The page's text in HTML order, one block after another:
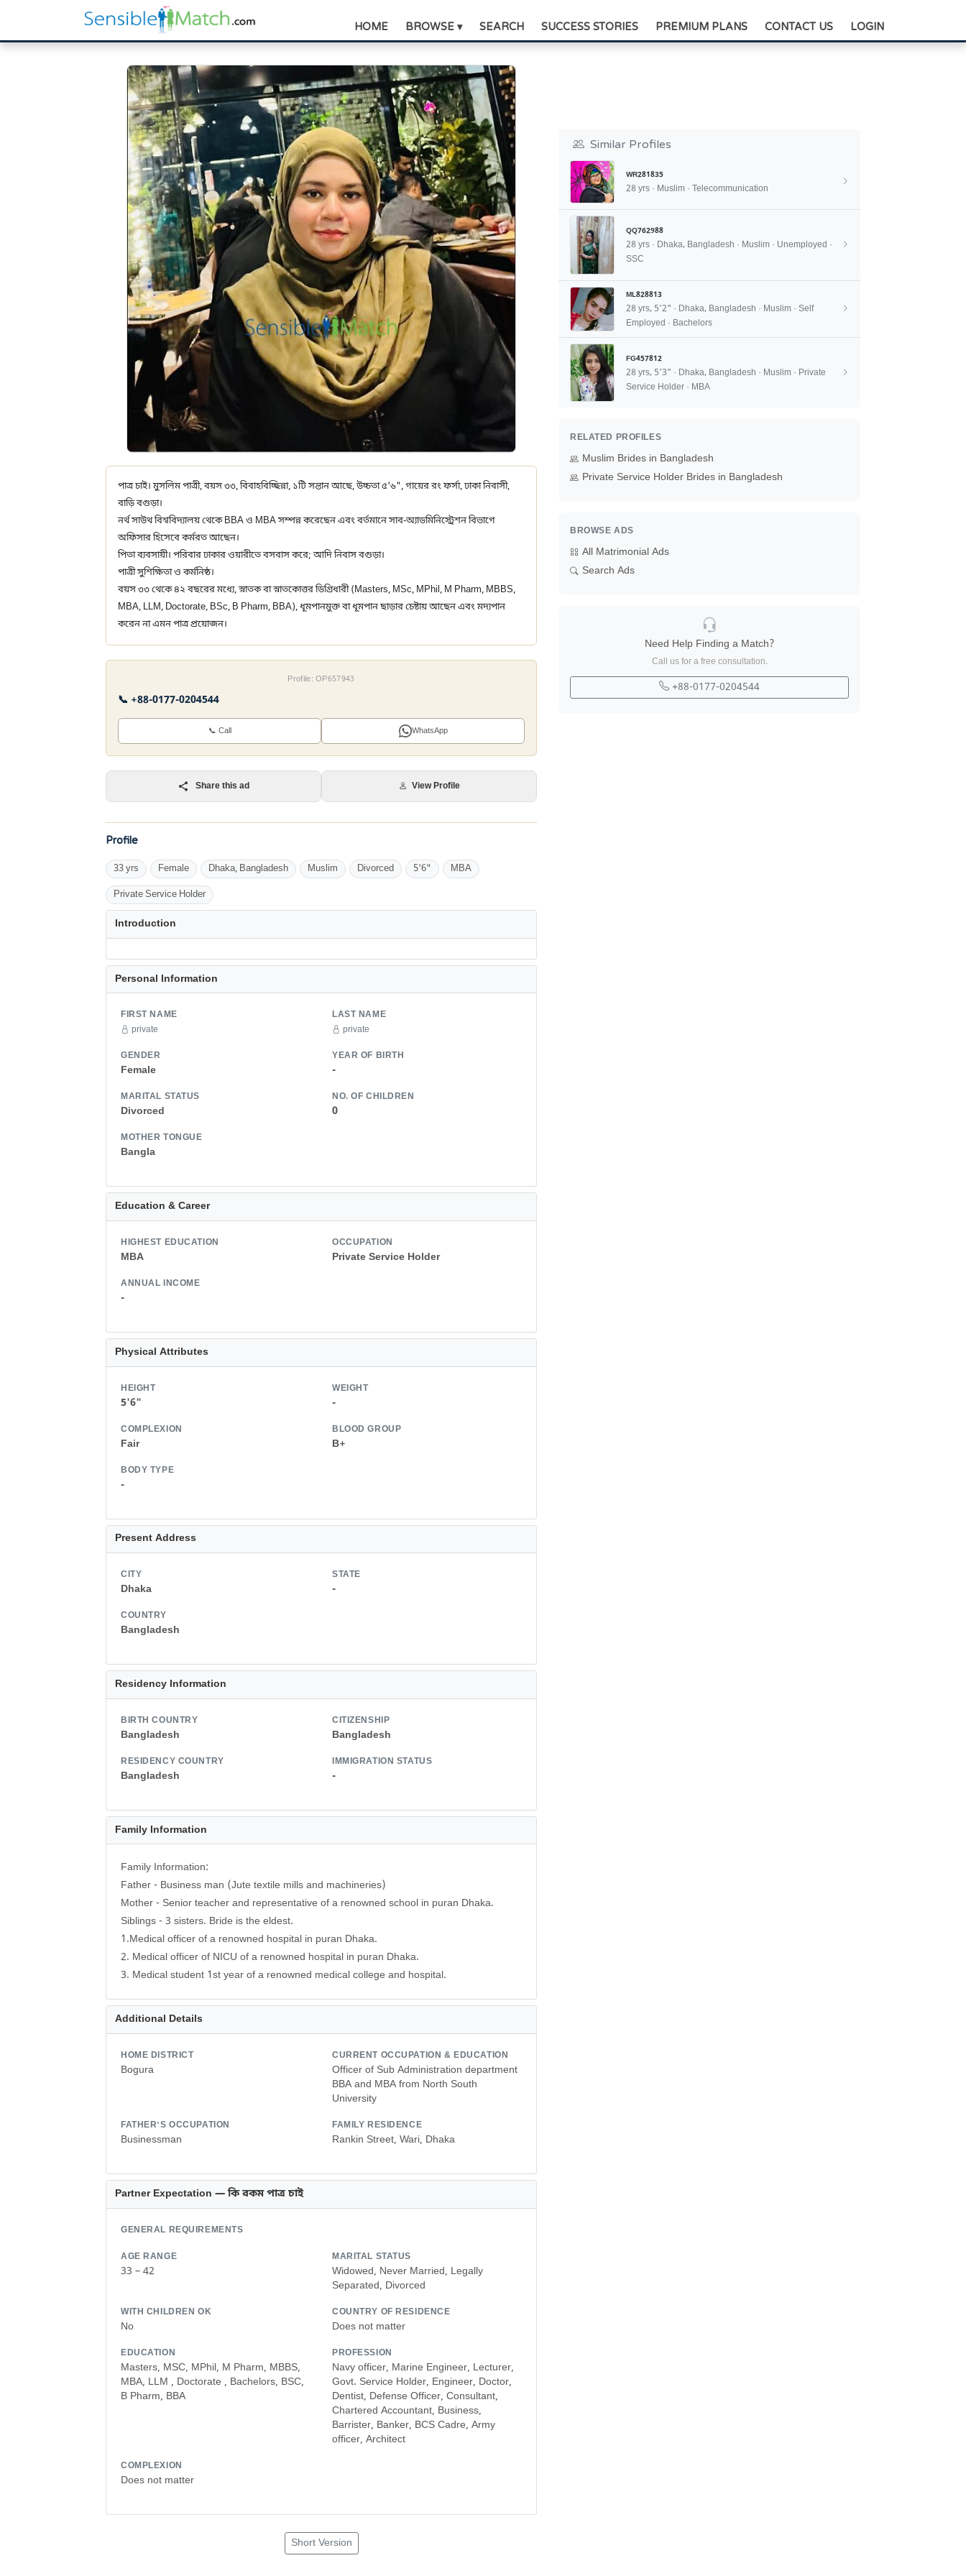
HOME BROWSE ▾ SEARCH SUCCESS STORIES PREMIUM PLANS CONTACT US LOGIN
পাত্র চাই। মুসলিম পাত্রী, বয়স ৩৩, বিবাহবিচ্ছিন্না, ১টি সন্তান আছে, উচ্চতা ৫'৬", গায়ের রং ফর্সা, ঢাকা নিবাসী,
বাড়ি বগুড়া।
নর্থ সাউথ বিশ্ববিদ্যালয় থেকে BBA ও MBA সম্পন্ন করেছেন এবং বর্তমানে সাব-অ্যাডমিনিস্ট্রেশন বিভাগে
অফিসার হিসেবে কর্মরত আছেন।
পিতা ব্যবসায়ী। পরিবার ঢাকার ওয়ারীতে বসবাস করে; আদি নিবাস বগুড়া।
পাত্রী সুশিক্ষিতা ও কর্মনিষ্ঠ।
বয়স ৩৩ থেকে ৪২ বছরের মধ্যে, স্নাতক বা স্নাতকোত্তর ডিগ্রিধারী (Masters, MSc, MPhil, M Pharm, MBBS,
MBA, LLM, Doctorate, BSc, B Pharm, BBA), ধূমপানমুক্ত বা ধূমপান ছাড়ার চেষ্টায় আছেন এবং মদ্যপান
করেন না এমন পাত্র প্রয়োজন।
Profile: OP657943
📞 +88-0177-0204544
📞 Call WhatsApp
Share this ad View Profile
Profile
33 yrs Female Dhaka, Bangladesh Muslim Divorced 5'6" MBA
Private Service Holder
Introduction
Personal Information
FIRST NAME
private
LAST NAME
private
GENDER
Female
YEAR OF BIRTH
-
MARITAL STATUS
Divorced
NO. OF CHILDREN
0
MOTHER TONGUE
Bangla
Education & Career
HIGHEST EDUCATION
MBA
OCCUPATION
Private Service Holder
ANNUAL INCOME
-
Physical Attributes
HEIGHT
5'6"
WEIGHT
-
COMPLEXION
Fair
BLOOD GROUP
B+
BODY TYPE
-
Present Address
CITY
Dhaka
STATE
-
COUNTRY
Bangladesh
Residency Information
BIRTH COUNTRY
Bangladesh
CITIZENSHIP
Bangladesh
RESIDENCY COUNTRY
Bangladesh
IMMIGRATION STATUS
-
Family Information
Family Information:
Father - Business man (Jute textile mills and machineries)
Mother - Senior teacher and representative of a renowned school in puran Dhaka.
Siblings - 3 sisters. Bride is the eldest.
1.Medical officer of a renowned hospital in puran Dhaka.
2. Medical officer of NICU of a renowned hospital in puran Dhaka.
3. Medical student 1st year of a renowned medical college and hospital.
Additional Details
HOME DISTRICT
Bogura
CURRENT OCCUPATION & EDUCATION
Officer of Sub Administration department
BBA and MBA from North South
University
FATHER'S OCCUPATION
Businessman
FAMILY RESIDENCE
Rankin Street, Wari, Dhaka
Partner Expectation — কি রকম পাত্র চাই
GENERAL REQUIREMENTS
AGE RANGE
33 – 42
MARITAL STATUS
Widowed, Never Married, Legally
Separated, Divorced
WITH CHILDREN OK
No
COUNTRY OF RESIDENCE
Does not matter
EDUCATION
Masters, MSC, MPhil, M Pharm, MBBS,
MBA, LLM , Doctorate , Bachelors, BSC,
B Pharm, BBA
PROFESSION
Navy officer, Marine Engineer, Lecturer,
Govt. Service Holder, Engineer, Doctor,
Dentist, Defense Officer, Consultant,
Chartered Accountant, Business,
Barrister, Banker, BCS Cadre, Army
officer, Architect
COMPLEXION
Does not matter
Short Version
Similar Profiles
WR281835
28 yrs · Muslim · Telecommunication
QQ762988
28 yrs · Dhaka, Bangladesh · Muslim · Unemployed ·
SSC
ML828813
28 yrs, 5'2" · Dhaka, Bangladesh · Muslim · Self
Employed · Bachelors
FG457812
28 yrs, 5'3" · Dhaka, Bangladesh · Muslim · Private
Service Holder · MBA
RELATED PROFILES
Muslim Brides in Bangladesh
Private Service Holder Brides in Bangladesh
BROWSE ADS
All Matrimonial Ads
Search Ads
Need Help Finding a Match?
Call us for a free consultation.
+88-0177-0204544